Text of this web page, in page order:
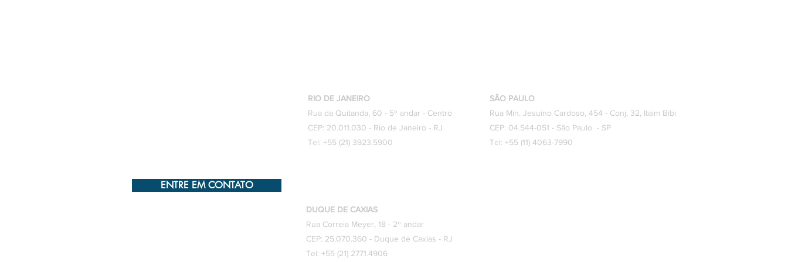
RIO DE JANEIRO
Rua da Quitanda, 60 - 5º andar - Centro
CEP: 20.011.030 - Rio de Janeiro - RJ
Tel: +55 (21) 3923.5900
SÃO PAULO
Rua Min. Jesuíno Cardoso, 454 - Conj, 32, Itaim Bibi
CEP: 04.544-051 - São Paulo - SP
Tel: +55 (11) 4063-7990
ENTRE EM CONTATO
DUQUE DE CAXIAS
Rua Correia Meyer, 18 - 2º andar
CEP: 25.070.360 - Duque de Caxias - RJ
Tel: +55 (21) 2771.4906